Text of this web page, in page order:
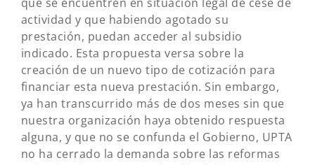
actividad y que habiendo agotado su
prestación, puedan acceder al subsidio
indicado. Esta propuesta versa sobre la
creación de un nuevo tipo de cotización para
financiar esta nueva prestación. Sin embargo,
ya han transcurrido más de dos meses sin que
nuestra organización haya obtenido respuesta
alguna, y que no se confunda el Gobierno, UPTA
no ha cerrado la demanda sobre las reformas